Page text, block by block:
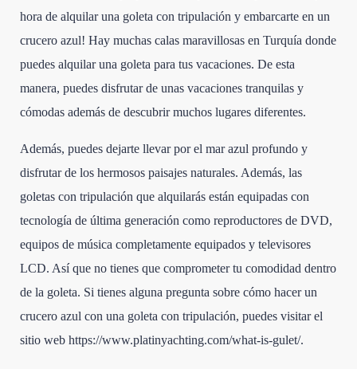
hora de alquilar una goleta con tripulación y embarcarte en un
crucero azul! Hay muchas calas maravillosas en Turquía donde
puedes alquilar una goleta para tus vacaciones. De esta
manera, puedes disfrutar de unas vacaciones tranquilas y
cómodas además de descubrir muchos lugares diferentes.
Además, puedes dejarte llevar por el mar azul profundo y
disfrutar de los hermosos paisajes naturales. Además, las
goletas con tripulación que alquilarás están equipadas con
tecnología de última generación como reproductores de DVD,
equipos de música completamente equipados y televisores
LCD. Así que no tienes que comprometer tu comodidad dentro
de la goleta. Si tienes alguna pregunta sobre cómo hacer un
crucero azul con una goleta con tripulación, puedes visitar el
sitio web https://www.platinyachting.com/what-is-gulet/.